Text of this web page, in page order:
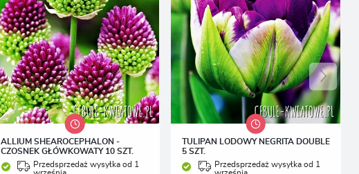
ALLIUM SHEAROCEPHALON -
CZOSNEK GŁÓWKOWATY 10 SZT.
Przedsprzedaż wysyłka od 1
TULIPAN LODOWY NEGRITA DOUBLE
5 SZT.
Przedsprzedaż wysyłka od 1